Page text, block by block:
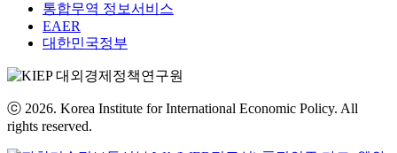
통합무역 정보서비스
EAER
대한민국정부
ⓒ 2026. Korea Institute for International Economic Policy. All
rights reserved.